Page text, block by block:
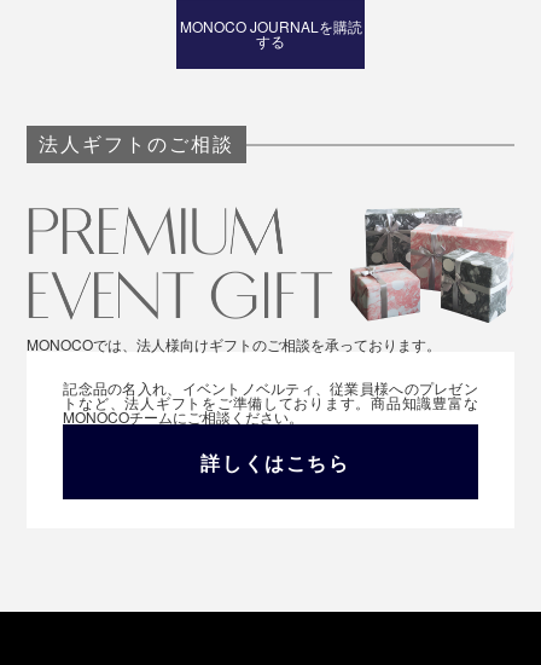
MONOCO JOURNALを購読
する
法人ギフトのご相談
MONOCOでは、法人様向けギフトのご相談を承っております。
記念品の名入れ、イベントノベルティ、従業員様へのプレゼン
トなど、法人ギフトをご準備しております。商品知識豊富な
MONOCOチームにご相談ください。
詳しくはこちら